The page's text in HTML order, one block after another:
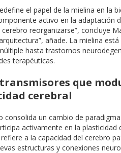
el papel de la mielina en la
activo en la adaptación
reorganizarse”, concluye
añade. La mielina
hasta trastornos
terapéuticas.
que
cerebral
consolida un cambio de
activamente en la
a la capacidad del cerebro
estructuras y conexiones